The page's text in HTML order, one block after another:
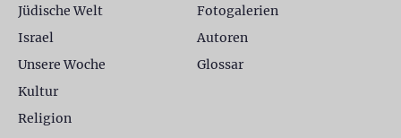
Jüdische Welt
Israel
Unsere Woche
Kultur
Religion
Fotogalerien
Autoren
Glossar